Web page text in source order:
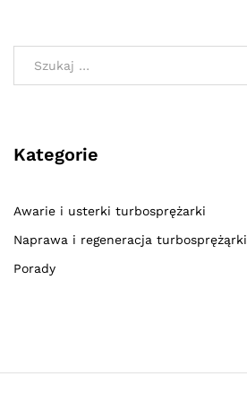
Kategorie
Awarie i usterki turbosprężarki
Naprawa i regeneracja turbosprężąrki
Porady